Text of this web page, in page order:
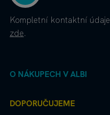
Kompletní kontaktní údaje
zde.
O NÁKUPECH V ALBI
Ochrana osobních údajů
DOPORUČUJEME